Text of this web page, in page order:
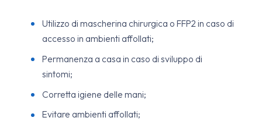
Utilizzo di mascherina chirurgica o FFP2 in caso di
accesso in ambienti affollati;
Permanenza a casa in caso di sviluppo di
sintomi;
Corretta igiene delle mani;
Evitare ambienti affollati;